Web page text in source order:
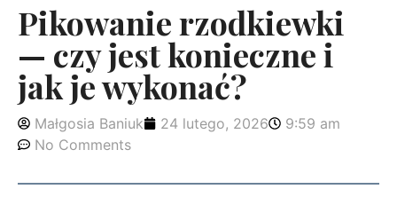
Pikowanie rzodkiewki
— czy jest konieczne i
jak je wykonać?
Małgosia Baniuk 24 lutego, 2026
9:59 am
No Comments